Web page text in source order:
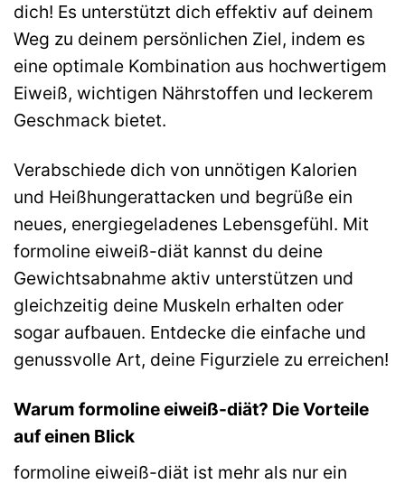
dich! Es unterstützt dich effektiv auf deinem
Weg zu deinem persönlichen Ziel, indem es
eine optimale Kombination aus hochwertigem
Eiweiß, wichtigen Nährstoffen und leckerem
Geschmack bietet.
Verabschiede dich von unnötigen Kalorien
und Heißhungerattacken und begrüße ein
neues, energiegeladenes Lebensgefühl. Mit
formoline eiweiß-diät kannst du deine
Gewichtsabnahme aktiv unterstützen und
gleichzeitig deine Muskeln erhalten oder
sogar aufbauen. Entdecke die einfache und
genussvolle Art, deine Figurziele zu erreichen!
Warum formoline eiweiß-diät? Die Vorteile
auf einen Blick
formoline eiweiß-diät ist mehr als nur ein